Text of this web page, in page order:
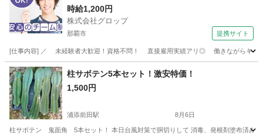
日勤／残業なし／無料駐車場完備
時給1,200円
株式会社グロップ
那覇市 提携サイト
[仕事内容] ／ 未経験者大歓迎！資格不問！ 直接雇用実績アリ◎ 働きながらキャリ
沖縄 那覇市 工場
柱サボテン5本セット！激安特価！
1,500円
浦添前田駅 8月6日
柱サボテン 鬼面角 5本セット！ 本日台風対策で胴切りして 消毒、発根剤塗布済み